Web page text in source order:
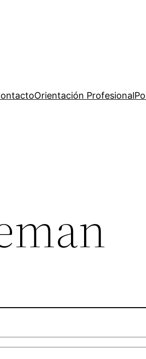
Orientación Profesional